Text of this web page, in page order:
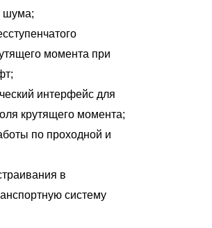
шума;
момента при
интерфейс для
крутящего момента;
по проходной и
в
систему